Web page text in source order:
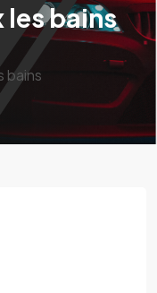
les bains
bains